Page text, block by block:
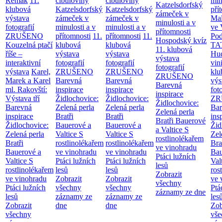
klubová
výstava
fotografií
ZRUŠENO
Kouzelná ptačí
říše –
interaktivní
výstava Karel,
Marek a Karel
ml. Rakovští:
Výstava tří
Barevná
inspirace
Židlochovice:
Zelená perla
Bratři
Bauerové a
Valtice S
rostlinolékařem
ve vinohradu
Ptáci lužních
lesů
Zobrazit
všechny
Katzelsdorfský
zámeček v
minulosti a v
přítomnosti 11.
klubová
výstava
fotografií
ZRUŠENO
Barevná
inspirace
Židlochovice:
Zelená perla
Bratři
Bauerové a
Valtice S
rostlinolékařem
ve vinohradu
Ptáci lužních
lesů
Zobrazit
všechny
záznamy ze
dne
Katzelsdorfský
zámeček v
minulosti a v
přítomnosti 11.
klubová
výstava
fotografií
ZRUŠENO
Barevná
inspirace
Židlochovice:
Zelená perla
Bratři
Bauerové a
Valtice S
rostlinolékařem
ve vinohradu
Ptáci lužních
lesů
Zobrazit
všechny
záznamy ze
dne
Katzelsdorfský
zámeček v
minulosti a v
přítomnosti
Hospodský kvíz
11. klubová
výstava
fotografií
ZRUŠENO
Barevná
inspirace
Židlochovice:
Zelená perla
Bratři Bauerové
a Valtice S
rostlinolékařem
ve vinohradu
Ptáci lužních
lesů
Zobrazit
všechny
záznamy ze dne
ve
ve